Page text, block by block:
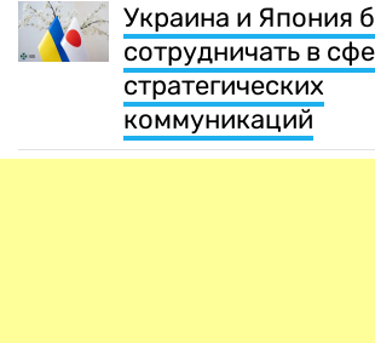
Украина и Япония
сотрудничать в
стратегических
коммуникаций